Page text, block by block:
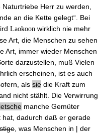
Naturtriebe Herr zu werden,
an die Kette gelegt“. Bei
Laokoon wirklich nie mehr
Art, die Menschen zu sehen
Art, immer wieder Menschen
darzustellen, muß Vielen
erscheinen, ist es auch
alssie die Kraft zum
nicht stählt. Die Verwirrung,
manche Gemüter
hat, dadurch daß er gerade
, was Menschen in | der